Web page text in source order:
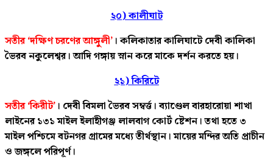
২০) কালীঘাট
সতীর ‘দক্ষিণ চরণের আঙ্গুলী’ । কলিকাতার কালিঘাটে দেবী কালিকা
ভৈরব নকুলেশ্বর। আদি গঙ্গায় স্নান করে মাকে দর্শন করতে হয়।
২১) কিরিটে
সতীর ‘কিরীট’ । দেবী বিমলা ভৈরব সম্বর্ত্ত। ব্যাণ্ডেল বারহারোয়া শাখা
লাইনের ১৩১ মাইল ইলাহীগঞ্জ লালবাগ কোর্ট ষ্টেশন। তথা হতে ৩
মাইল পশ্চিমে বটনগর গ্রামের মধ্যে তীর্থস্থান। মায়ের মন্দির অতি প্রাচীন
ও জঙ্গলে পরিপূর্ণ।